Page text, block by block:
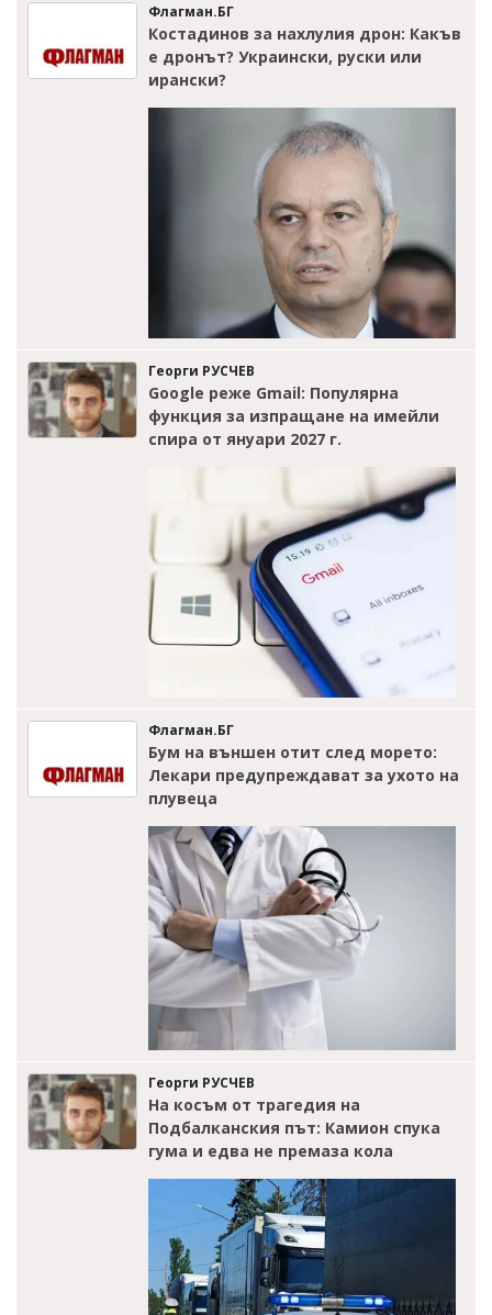
Флагман.БГ
Костадинов за нахлулия дрон: Какъв
е дронът? Украински, руски или
ирански?
Георги РУСЧЕВ
Google реже Gmail: Популярна
функция за изпращане на имейли
спира от януари 2027 г.
Флагман.БГ
Бум на външен отит след морето:
Лекари предупреждават за ухото на
плувеца
Георги РУСЧЕВ
На косъм от трагедия на
Подбалканския път: Камион спука
гума и едва не премаза кола